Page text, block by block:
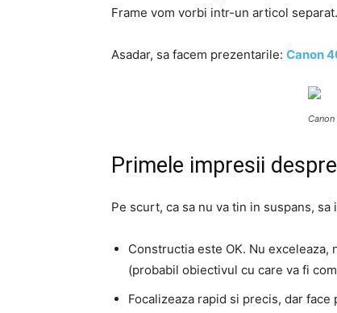
Frame vom vorbi intr-un articol separat.
Asadar, sa facem prezentarile: Canon
Primele impresii
Pe scurt, ca sa nu va tin in suspans,
Constructia este OK. Nu exceleaza,
(probabil obiectivul cu care va fi
Focalizeaza rapid si precis, dar